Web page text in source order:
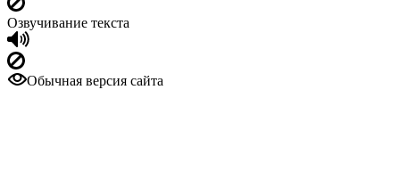
Озвучивание текста
Обычная версия сайта